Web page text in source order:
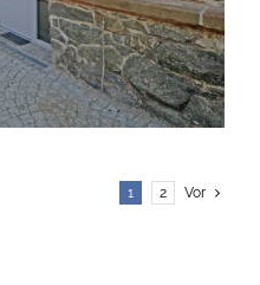
1 2 Vor